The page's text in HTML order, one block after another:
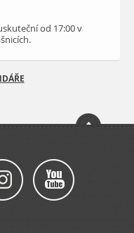
od 17:00 v